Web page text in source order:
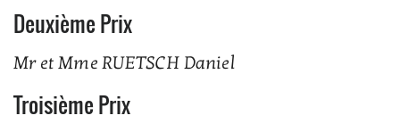
Deuxième Prix
Mr et Mme RUETSCH Daniel
Troisième Prix